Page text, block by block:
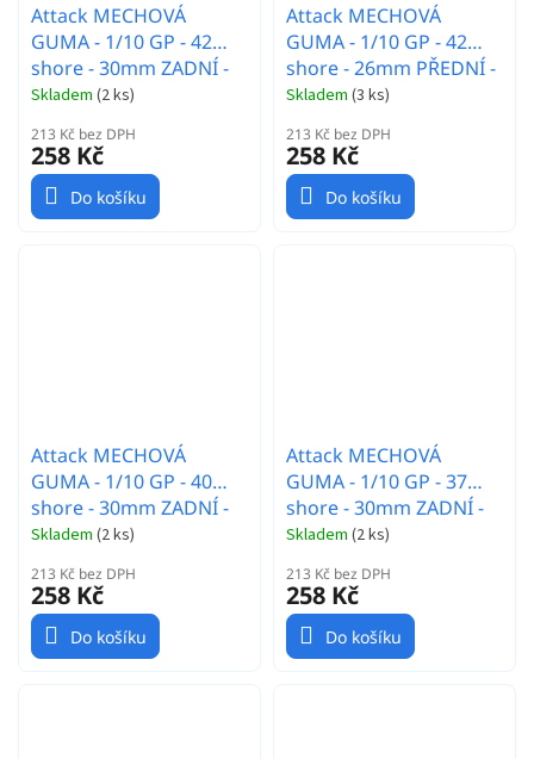
Attack MECHOVÁ
GUMA - 1/10 GP - 42
shore - 30mm ZADNÍ -
Carbon disk - 2 ks.
Skladem (2 ks)
213 Kč bez DPH
258 Kč
Do košíku
Attack MECHOVÁ
GUMA - 1/10 GP - 42
shore - 26mm PŘEDNÍ -
Carbon disk - 2 ks.
Skladem (3 ks)
213 Kč bez DPH
258 Kč
Do košíku
Attack MECHOVÁ
GUMA - 1/10 GP - 40
shore - 30mm ZADNÍ -
Carbon disk - 2 ks.
Skladem (2 ks)
213 Kč bez DPH
258 Kč
Do košíku
Attack MECHOVÁ
GUMA - 1/10 GP - 37
shore - 30mm ZADNÍ -
Carbon disk - 2 ks.
Skladem (2 ks)
213 Kč bez DPH
258 Kč
Do košíku